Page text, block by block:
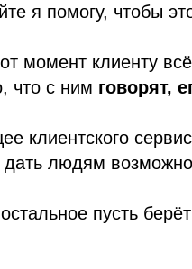
я помогу, чтобы
момент клиенту
что с ним говорят,
клиентского
дать людям
пусть